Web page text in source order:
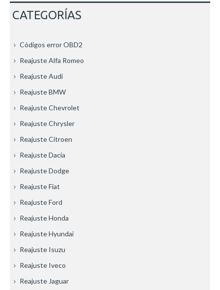
CATEGORÍAS
Códigos error OBD2
Reajuste Alfa Romeo
Reajuste Audi
Reajuste BMW
Reajuste Chevrolet
Reajuste Chrysler
Reajuste Citroen
Reajuste Dacia
Reajuste Dodge
Reajuste Fiat
Reajuste Ford
Reajuste Honda
Reajuste Hyundai
Reajuste Isuzu
Reajuste Iveco
Reajuste Jaguar